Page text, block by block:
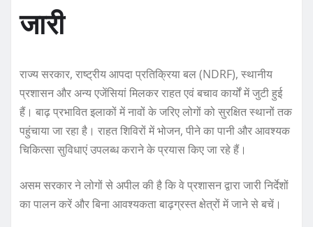
जारी
राज्य सरकार, राष्ट्रीय आपदा प्रतिक्रिया बल (NDRF), स्थानीय
प्रशासन और अन्य एजेंसियां मिलकर राहत एवं बचाव कार्यों में जुटी हुई
हैं। बाढ़ प्रभावित इलाकों में नावों के जरिए लोगों को सुरक्षित स्थानों तक
पहुंचाया जा रहा है। राहत शिविरों में भोजन, पीने का पानी और आवश्यक
चिकित्सा सुविधाएं उपलब्ध कराने के प्रयास किए जा रहे हैं।
असम सरकार ने लोगों से अपील की है कि वे प्रशासन द्वारा जारी निर्देशों
का पालन करें और बिना आवश्यकता बाढ़ग्रस्त क्षेत्रों में जाने से बचें।